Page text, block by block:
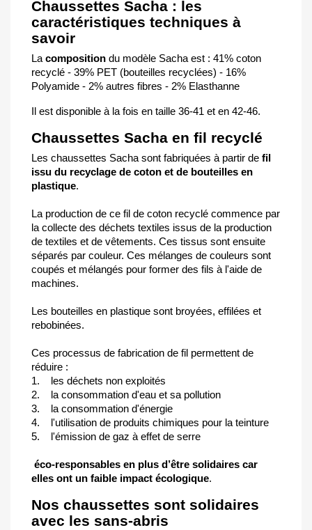
Chaussettes Sacha : les
caractéristiques techniques à
savoir
La composition du modèle Sacha est : 41% coton
recyclé - 39% PET (bouteilles recyclées) - 16%
Polyamide - 2% autres fibres - 2% Elasthanne
Il est disponible à la fois en taille 36-41 et en 42-46.
Chaussettes Sacha en fil recyclé
Les chaussettes Sacha sont fabriquées à partir de fil
issu du recyclage de coton et de bouteilles en
plastique.
La production de ce fil de coton recyclé commence par
la collecte des déchets textiles issus de la production
de textiles et de vêtements. Ces tissus sont ensuite
séparés par couleur. Ces mélanges de couleurs sont
coupés et mélangés pour former des fils à l'aide de
machines.
Les bouteilles en plastique sont broyées, effilées et
rebobinées.
Ces processus de fabrication de fil permettent de
réduire :
1. les déchets non exploités
2. la consommation d'eau et sa pollution
3. la consommation d'énergie
4. l'utilisation de produits chimiques pour la teinture
5. l'émission de gaz à effet de serre
éco-responsables en plus d’être solidaires car
elles ont un faible impact écologique.
Nos chaussettes sont solidaires
avec les sans-abris